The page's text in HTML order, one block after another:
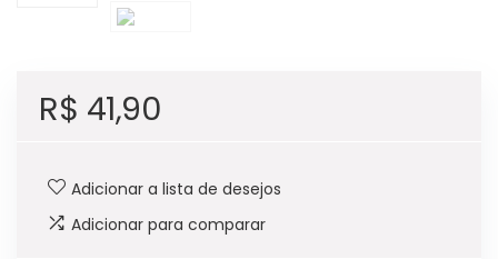
R$ 41,90
Adicionar a lista de desejos
Adicionar para comparar